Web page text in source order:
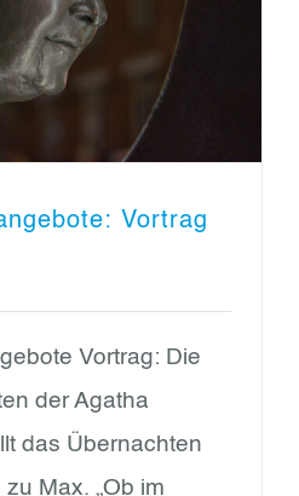
Vortrag
Vortrag: Die
der Agatha
das Übernachten
Max. „Ob im